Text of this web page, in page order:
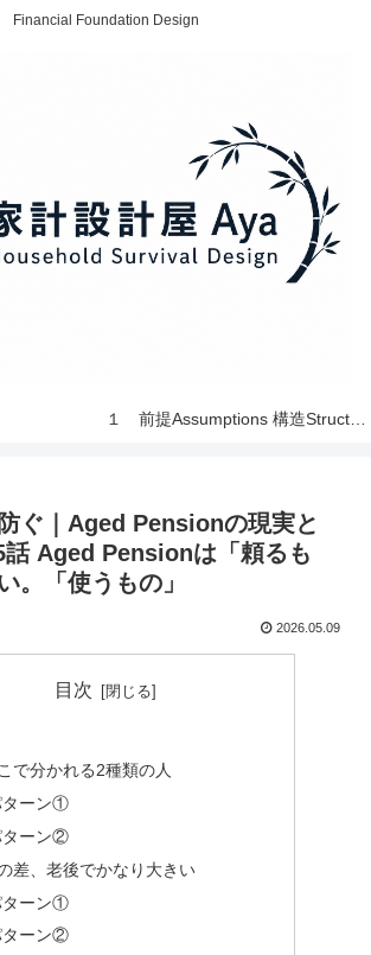
Financial Foundation Design
ぐ｜Aged Pensionの現実と
話 Aged Pensionは「頼るも
。「使うもの」
2026.05.09
目次
で分かれる2種類の人
ターン①
ターン②
差、老後でかなり大きい
ターン①
ターン②